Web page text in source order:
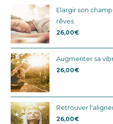
Elargir son
rêves
26,00€
Augmenter sa
26,00€
Retrouver
26,00€